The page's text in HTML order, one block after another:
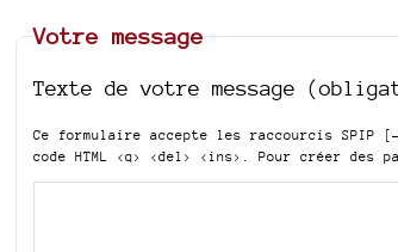
Votre message
Texte de votre message
Ce formulaire accepte les raccourcis SPIP
code HTML <q> <del> <ins> . Pour créer des